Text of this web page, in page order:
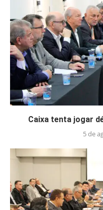
Caixa tenta jogar
5 de